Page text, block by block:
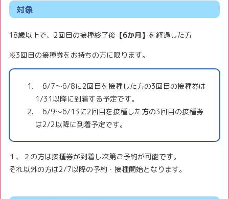
対象
18歳以上で、2回目の接種終了後 【6か月】 を経過した方
※3回目の接種券をお持ちの方に限ります。
6/7〜6/8に2回目を接種した方の3回目の接種券は
1/31以降に到着する予定です。
6/9〜6/13に2回目を接種した方の3回目の接種券
は2/2以降に到着予定です。
１、２の方は接種券が到着し次第ご予約が可能です。
それ以外の方は2/7以降の予約・接種開始となります。